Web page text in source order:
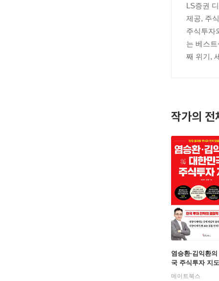
LS증권
제공, 주
주식투자
는 베스
째 위기,
작가의 전
염승환·김익환
국 주식투자 지도
메이트북스